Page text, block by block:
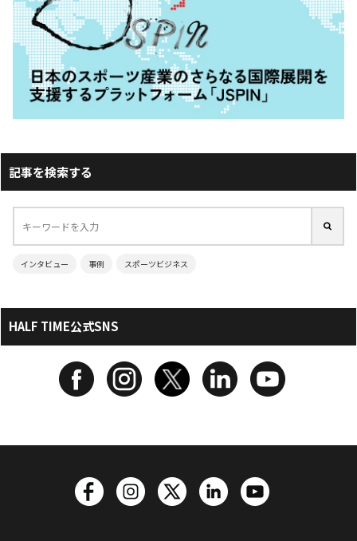
記事を検索する
インタビュー 事例 スポーツビジネス
HALF TIME公式SNS